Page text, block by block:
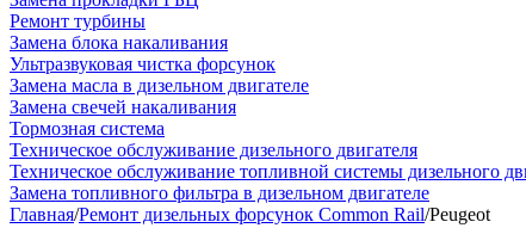
Ремонт турбины
Замена блока накаливания
Ультразвуковая чистка форсунок
Замена масла в дизельном двигателе
Замена свечей накаливания
Тормозная система
Техническое обслуживание дизельного двигателя
Техническое обслуживание топливной системы дизельного
Замена топливного фильтра в дизельном двигателе
Главная/Ремонт дизельных форсунок Common Rail/Peugeot